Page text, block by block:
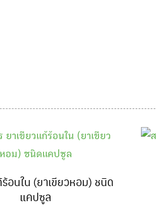
อนใน (ยาเขียวหอม) ชนิด
แคปซูล